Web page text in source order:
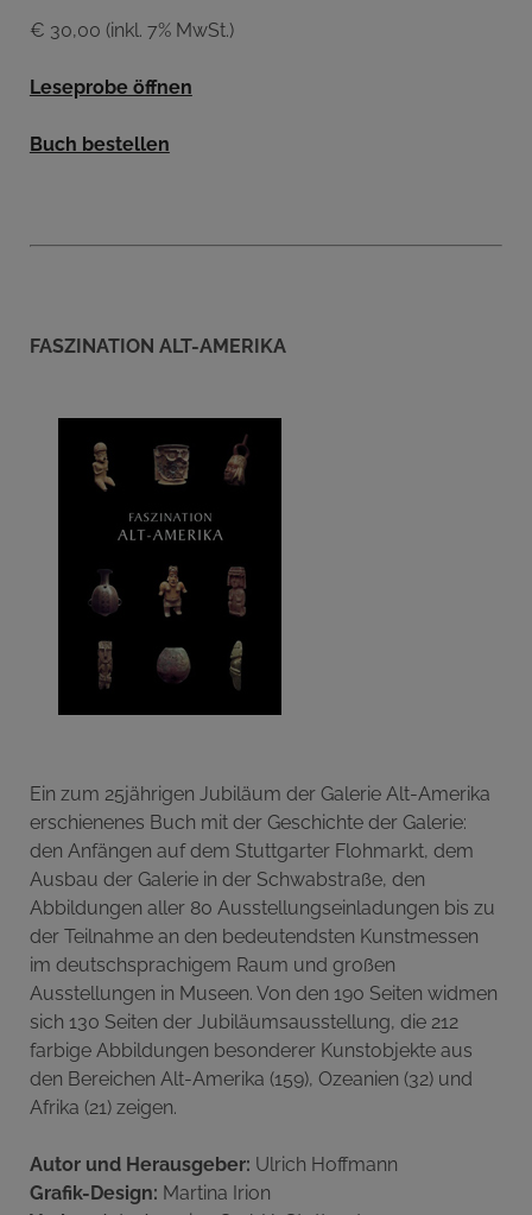
€ 30,00 (inkl. 7% MwSt.)
Leseprobe öffnen
Buch bestellen
FASZINATION ALT-AMERIKA
Ein zum 25jährigen Jubiläum der Galerie Alt-Amerika
erschienenes Buch mit der Geschichte der Galerie:
den Anfängen auf dem Stuttgarter Flohmarkt, dem
Ausbau der Galerie in der Schwabstraße, den
Abbildungen aller 80 Ausstellungseinladungen bis zu
der Teilnahme an den bedeutendsten Kunstmessen
im deutschsprachigem Raum und großen
Ausstellungen in Museen. Von den 190 Seiten widmen
sich 130 Seiten der Jubiläumsausstellung, die 212
farbige Abbildungen besonderer Kunstobjekte aus
den Bereichen Alt-Amerika (159), Ozeanien (32) und
Afrika (21) zeigen.
Autor und Herausgeber: Ulrich Hoffmann
Grafik-Design: Martina Irion